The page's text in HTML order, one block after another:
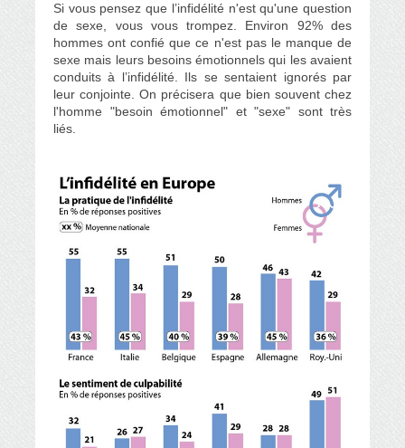
Si vous pensez que l’infidélité n'est qu'une question
de sexe, vous vous trompez. Environ 92% des
hommes ont confié que ce n'est pas le manque de
sexe mais leurs besoins émotionnels qui les avaient
conduits à l’infidélité. Ils se sentaient ignorés par
leur conjointe. On précisera que bien souvent chez
l'homme "besoin émotionnel" et "sexe" sont très
liés.